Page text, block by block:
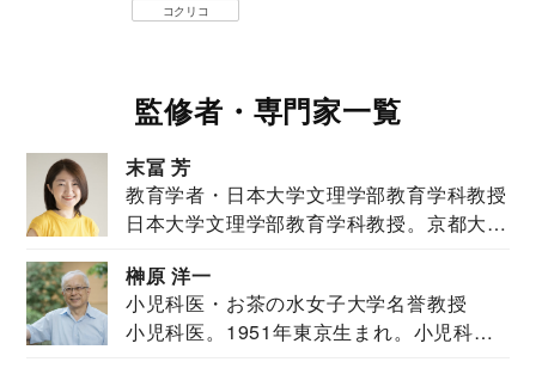
コクリコ
監修者・専門家一覧
末冨 芳
教育学者・日本大学文理学部教育学科教授
日本大学文理学部教育学科教授。京都大学
榊原 洋一
小児科医・お茶の水女子大学名誉教授
小児科医。1951年東京生まれ。小児科